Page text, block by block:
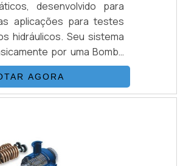
desenvolvido para
aplicações para testes
hidráulicos. Seu sistema
por uma Bomba
Haskel, kit de preparação
de filtros, válvulas, skid
ou inox, ou tanque
relação às bombas
podendo aumentar a
AGORA